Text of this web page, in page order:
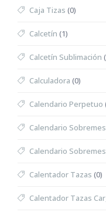
Caja Tizas (0)
Calcetín (1)
Calcetín Sublimación
Calculadora (0)
Calendario Perpetuo
Calendario
Calendario
Calentador Tazas (0)
Calentador Tazas